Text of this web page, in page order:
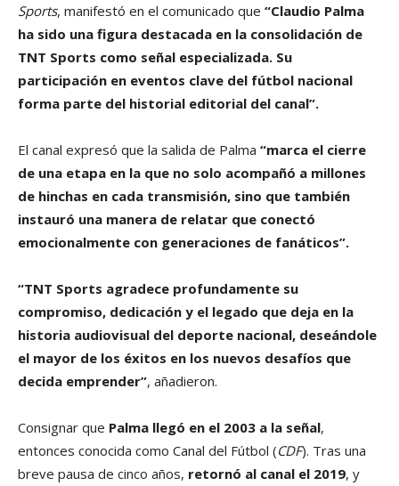
Sports, manifestó en el comunicado que “Claudio Palma
ha sido una figura destacada en la consolidación de
TNT Sports como señal especializada. Su
participación en eventos clave del fútbol nacional
forma parte del historial editorial del canal”.
El canal expresó que la salida de Palma “marca el cierre
de una etapa en la que no solo acompañó a millones
de hinchas en cada transmisión, sino que también
instauró una manera de relatar que conectó
emocionalmente con generaciones de fanáticos”.
“TNT Sports agradece profundamente su
compromiso, dedicación y el legado que deja en la
historia audiovisual del deporte nacional, deseándole
el mayor de los éxitos en los nuevos desafíos que
decida emprender”, añadieron.
Consignar que Palma llegó en el 2003 a la señal,
entonces conocida como Canal del Fútbol (CDF). Tras una
breve pausa de cinco años, retornó al canal el 2019, y